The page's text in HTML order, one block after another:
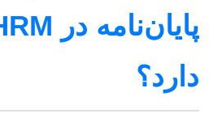
دارد؟